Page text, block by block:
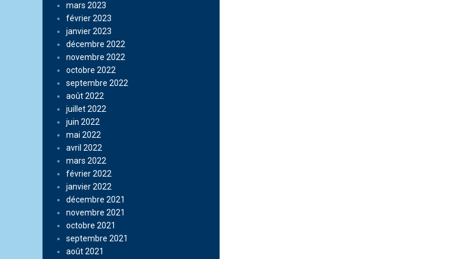
mars 2023
février 2023
janvier 2023
décembre 2022
novembre 2022
octobre 2022
septembre 2022
août 2022
juillet 2022
juin 2022
mai 2022
avril 2022
mars 2022
février 2022
janvier 2022
décembre 2021
novembre 2021
octobre 2021
septembre 2021
août 2021